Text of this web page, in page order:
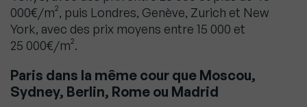
000€/m², puis Londres, Genève, Zurich et New
York, avec des prix moyens entre 15 000 et
25 000€/m².
Paris dans la même cour que Moscou,
Sydney, Berlin, Rome ou Madrid